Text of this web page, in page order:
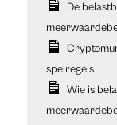
De
spelregels
Wie is